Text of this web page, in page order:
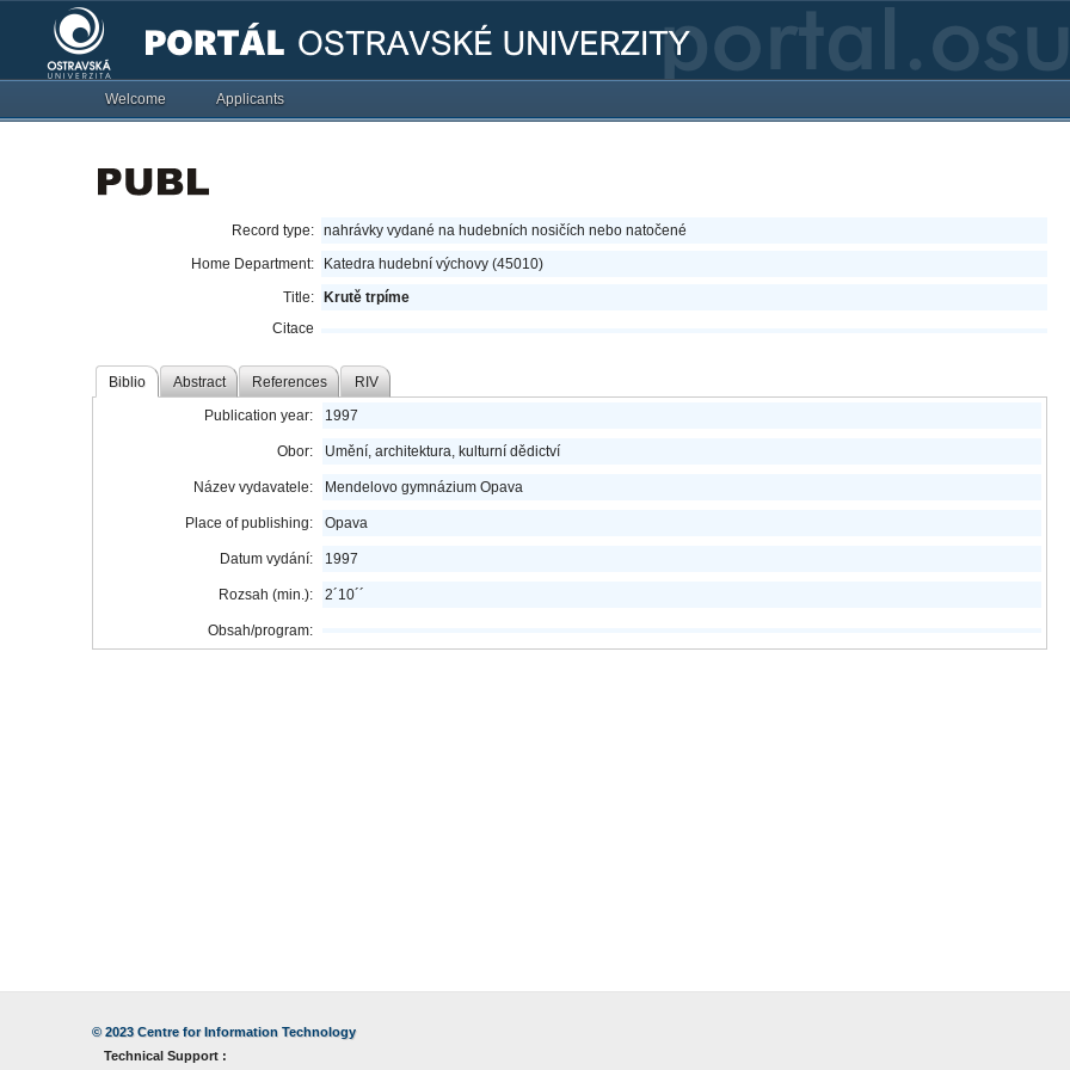
Welcome Applicants
Record type: nahrávky vydané na hudebních nosičích nebo natočené
Home Department:
Katedra hudební výchovy (45010)
Title:
Krutě trpíme
Citace
Biblio Abstract References RIV
Publication year: 1997
Obor: Umění, architektura, kulturní dědictví
Název vydavatele: Mendelovo gymnázium Opava
Place of publishing: Opava
Datum vydání: 1997
Rozsah (min.): 2´10´´
Obsah/program:
© 2023Centre for Information Technology
Technical Support :